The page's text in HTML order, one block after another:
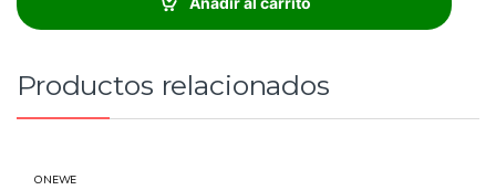
d
Productos relacionados
ONEWE